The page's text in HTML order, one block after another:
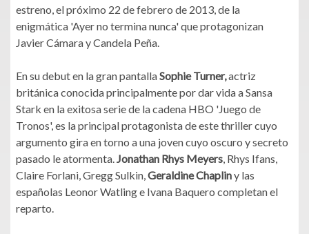
estreno, el próximo 22 de febrero de 2013, de la
enigmática 'Ayer no termina nunca' que protagonizan
Javier Cámara y Candela Peña.
En su debut en la gran pantallaSophie Turner,actriz
británica conocida principalmente por dar vida a Sansa
Stark en la exitosa serie de la cadena HBO 'Juego de
Tronos', es la principal protagonista de este thriller cuyo
argumento gira en torno a una joven cuyo oscuro y secreto
pasado le atormenta.Jonathan Rhys Meyers, Rhys Ifans,
Claire Forlani, Gregg Sulkin,Geraldine Chapliny las
españolas Leonor Watling e Ivana Baquero completan el
reparto.